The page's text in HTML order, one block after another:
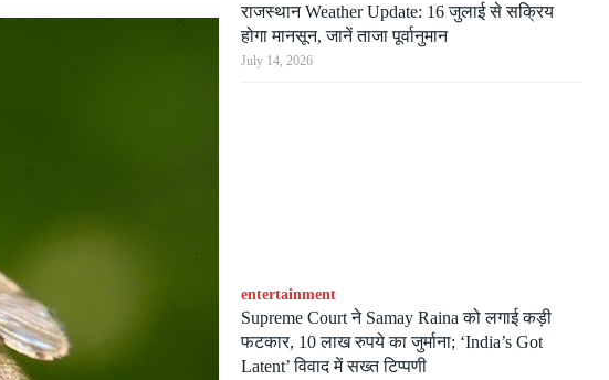
राजस्थान Weather Update: 16 जुलाई से सक्रिय
होगा मानसून, जानें ताजा पूर्वानुमान
July 14, 2026
entertainment
Supreme Court ने Samay Raina को लगाई कड़ी
फटकार, 10 लाख रुपये का जुर्माना; ‘India’s Got
Latent’ विवाद में सख्त टिप्पणी